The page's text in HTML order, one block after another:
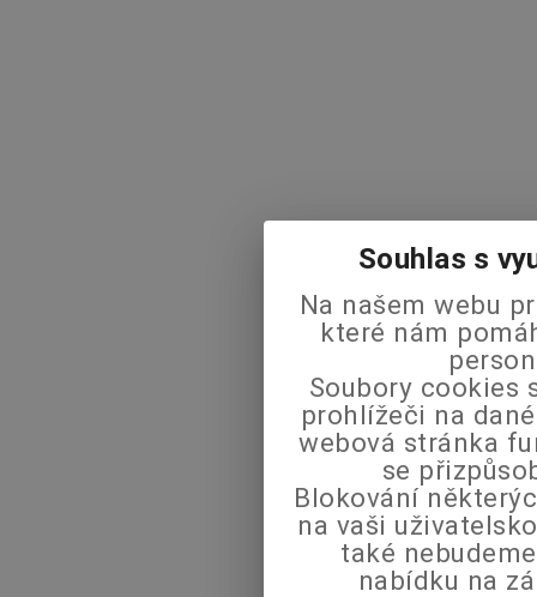
Souhlas s
Na našem webu
které nám
Soubory cookies
prohlížeči na
webová stránka
se
Blokování
na vaši
také
nabídku na